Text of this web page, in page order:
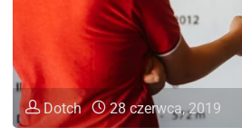
Dotch 28 czerwca, 2019